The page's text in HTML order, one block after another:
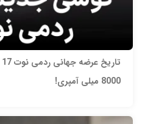
8000 میلی‌ آمپری!